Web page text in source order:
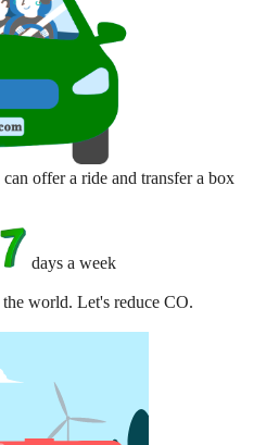
offer a ride and transfer a box
days a week
the world. Let's reduce CO.